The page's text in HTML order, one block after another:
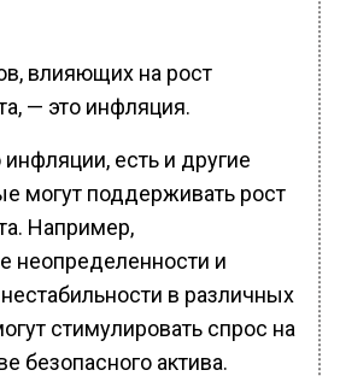
влияющих на рост
— это инфляция.
есть и другие
могут поддерживать рост
Например,
неопределенности и
в различных
стимулировать спрос на
безопасного актива.